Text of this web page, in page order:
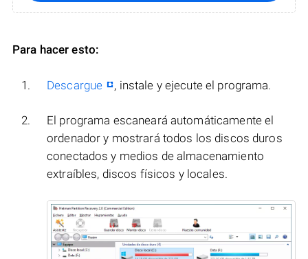
Para hacer esto:
Descargue , instale y ejecute el programa.
El programa escaneará automáticamente el
ordenador y mostrará todos los discos duros
conectados y medios de almacenamiento
extraíbles, discos físicos y locales.